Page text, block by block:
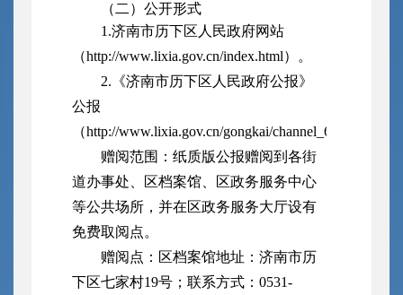
（二）公开形式
1.济南市历下区人民政府网站
（http://www.lixia.gov.cn/index.html）。
2.《济南市历下区人民政府公报》
公报
（http://www.lixia.gov.cn/gongkai/
赠阅范围： 纸质版公报赠阅到各街
道办事处、区档案馆、
区政务服务中心
等公共场所，并在区政务服务大厅设有
免费取阅点。
赠阅点：区档案馆地址：济南市历
下区七家村19号；联系方式：0531-